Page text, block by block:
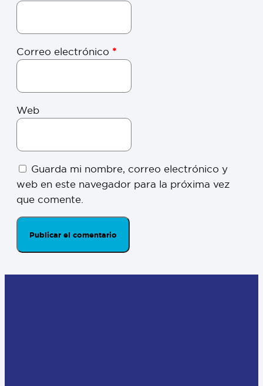
Correo electrónico *
Web
Guarda mi nombre, correo electrónico y
web en este navegador para la próxima vez
que comente.